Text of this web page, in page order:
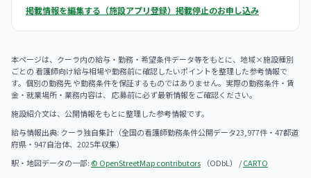
掲載情報を編集する（施設アプリ登録） 掲載停止のお申し込み
本ページは、クーラ内の給与・勤務・希望条件データ等をもとに、地域×施設種別
ごとの 看護師向け給与相場や勤務前に確認したいポイントを整理した参考情報で
す。個別の勤務先 や勤務条件を保証するものではありません。実際の勤務条件・賃
金・就業場所・業務内容は、 応募前に必ず最新情報をご確認ください。
施設紹介文は、公開情報をもとに整理した参考情報です。
給与情報出典: クーラ独自集計（全国の看護師勤務条件公開データ23,977件・47都道
府県・947自治体、2025年収集）
駅・地図データの一部: © OpenStreetMap contributors （ODbL） /CARTO